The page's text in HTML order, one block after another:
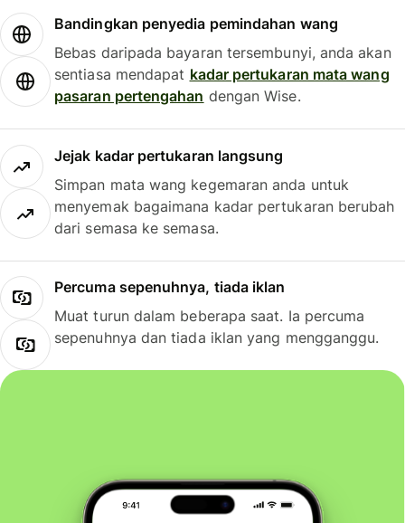
Bandingkan penyedia pemindahan wang
Bebas daripada bayaran tersembunyi, anda akan
sentiasa mendapat kadar pertukaran mata wang
pasaran pertengahan dengan Wise.
Jejak kadar pertukaran langsung
Simpan mata wang kegemaran anda untuk
menyemak bagaimana kadar pertukaran berubah
dari semasa ke semasa.
Percuma sepenuhnya, tiada iklan
Muat turun dalam beberapa saat. Ia percuma
sepenuhnya dan tiada iklan yang mengganggu.